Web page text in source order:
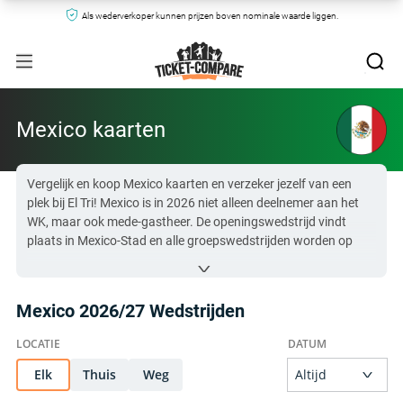
Als wederverkoper kunnen prijzen boven nominale waarde liggen.
Mexico kaarten
Vergelijk en koop Mexico kaarten en verzeker jezelf van een
plek bij El Tri! Mexico is in 2026 niet alleen deelnemer aan het
WK, maar ook mede-gastheer. De openingswedstrijd vindt
plaats in Mexico-Stad en alle groepswedstrijden worden op
Check hieronder alle Mexico wedstrijden of scroll verder voor
De volgende Mexico-wedstrijd start al over
51 day (Mexico vs
Colombia
dagen, maar je kunt nog steeds kaarten
Mexico 2026/27 Wedstrijden
Elk Thuis Weg